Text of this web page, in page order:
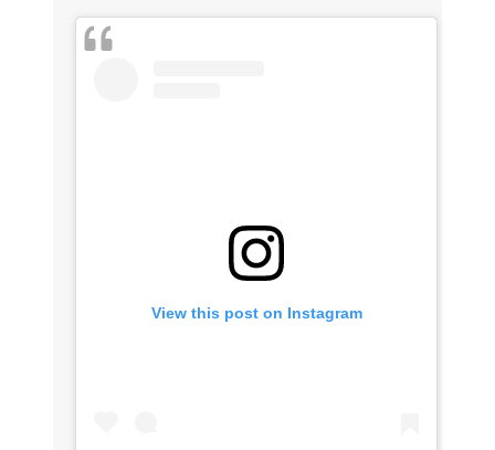
View this post on Instagram